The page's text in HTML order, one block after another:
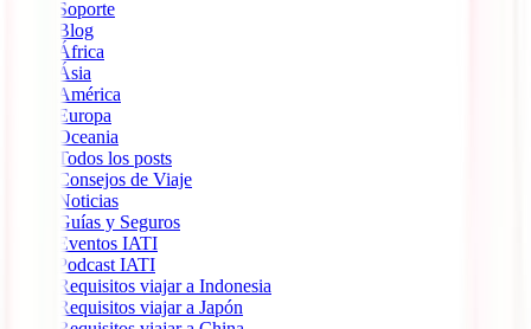
Soporte
Blog
África
Ásia
América
Europa
Oceania
Todos los posts
Consejos de Viaje
Noticias
Guías y Seguros
Eventos IATI
Podcast IATI
Requisitos viajar a Indonesia
Requisitos viajar a Japón